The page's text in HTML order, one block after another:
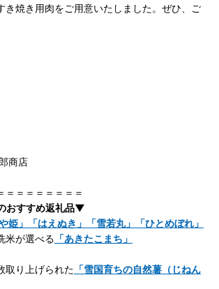
き焼き用肉をご用意いたしました。ぜひ、ご
商店
＝＝＝＝＝＝＝＝
おすすめ返礼品▼
や姫」「はえぬき」「雪若丸」「ひとめぼれ」
米が選べる 「あきたこまち」
取り上げられた 「雪国育ちの自然薯（じねん